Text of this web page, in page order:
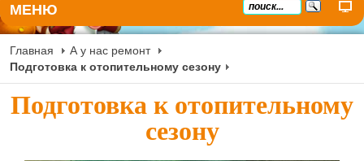
МЕНЮ
Главная
А у нас ремонт
Подготовка к отопительному сезону
Подготовка к отопительному
сезону